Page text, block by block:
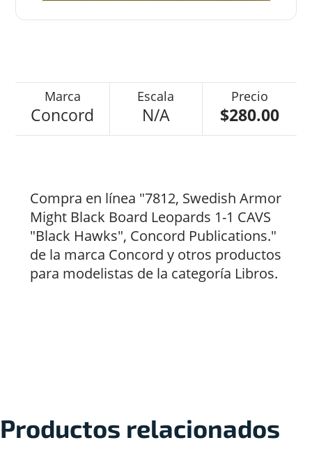
Concord N/A $280.00
Compra en línea "7812, Swedish Armor
Might Black Board Leopards 1-1 CAVS
"Black Hawks", Concord Publications."
de la marca Concord y otros productos
para modelistas de la categoría Libros.
Productos relacionados